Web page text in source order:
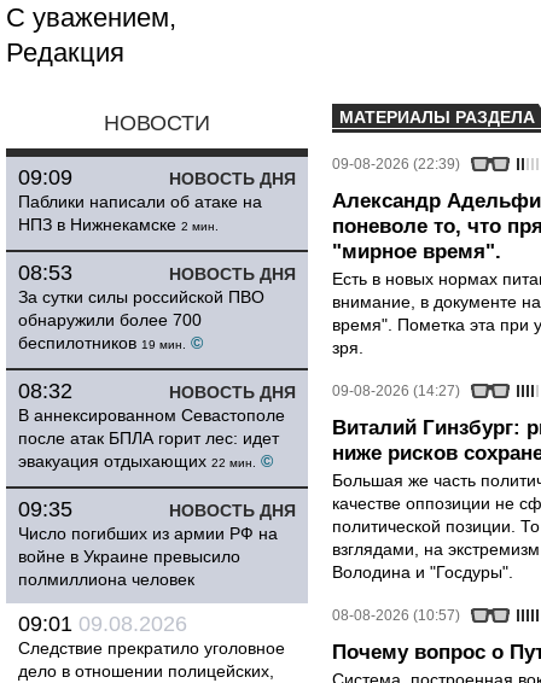
С уважением,
Редакция
НОВОСТИ
НОВОСТЬ ДНЯ
09:09
Паблики написали об атаке на
НПЗ в Нижнекамске 2 мин.
НОВОСТЬ ДНЯ
08:53
За сутки силы российской ПВО
обнаружили более 700
беспилотников 19 мин. ©
НОВОСТЬ ДНЯ
08:32
В аннексированном Севастополе
после атак БПЛА горит лес: идет
эвакуация отдыхающих 22 мин. ©
НОВОСТЬ ДНЯ
09:35
Число погибших из армии РФ на
войне в Украине превысило
полмиллиона человек
09:01 09.08.2026
Следствие прекратило уголовное
дело в отношении полицейских,
МАТЕРИАЛЫ РАЗДЕЛА
09-08-2026 (22:39)
Александр
поневоле то, что
"мирное время".
Есть в новых нормах
внимание, в документе
время". Пометка эта при
зря.
09-08-2026 (14:27)
Виталий Гинзбург:
ниже рисков
Большая же часть
качестве оппозиции не
политической позиции.
взглядами, на
Володина и "Госдуры".
08-08-2026 (10:57)
Почему вопрос о